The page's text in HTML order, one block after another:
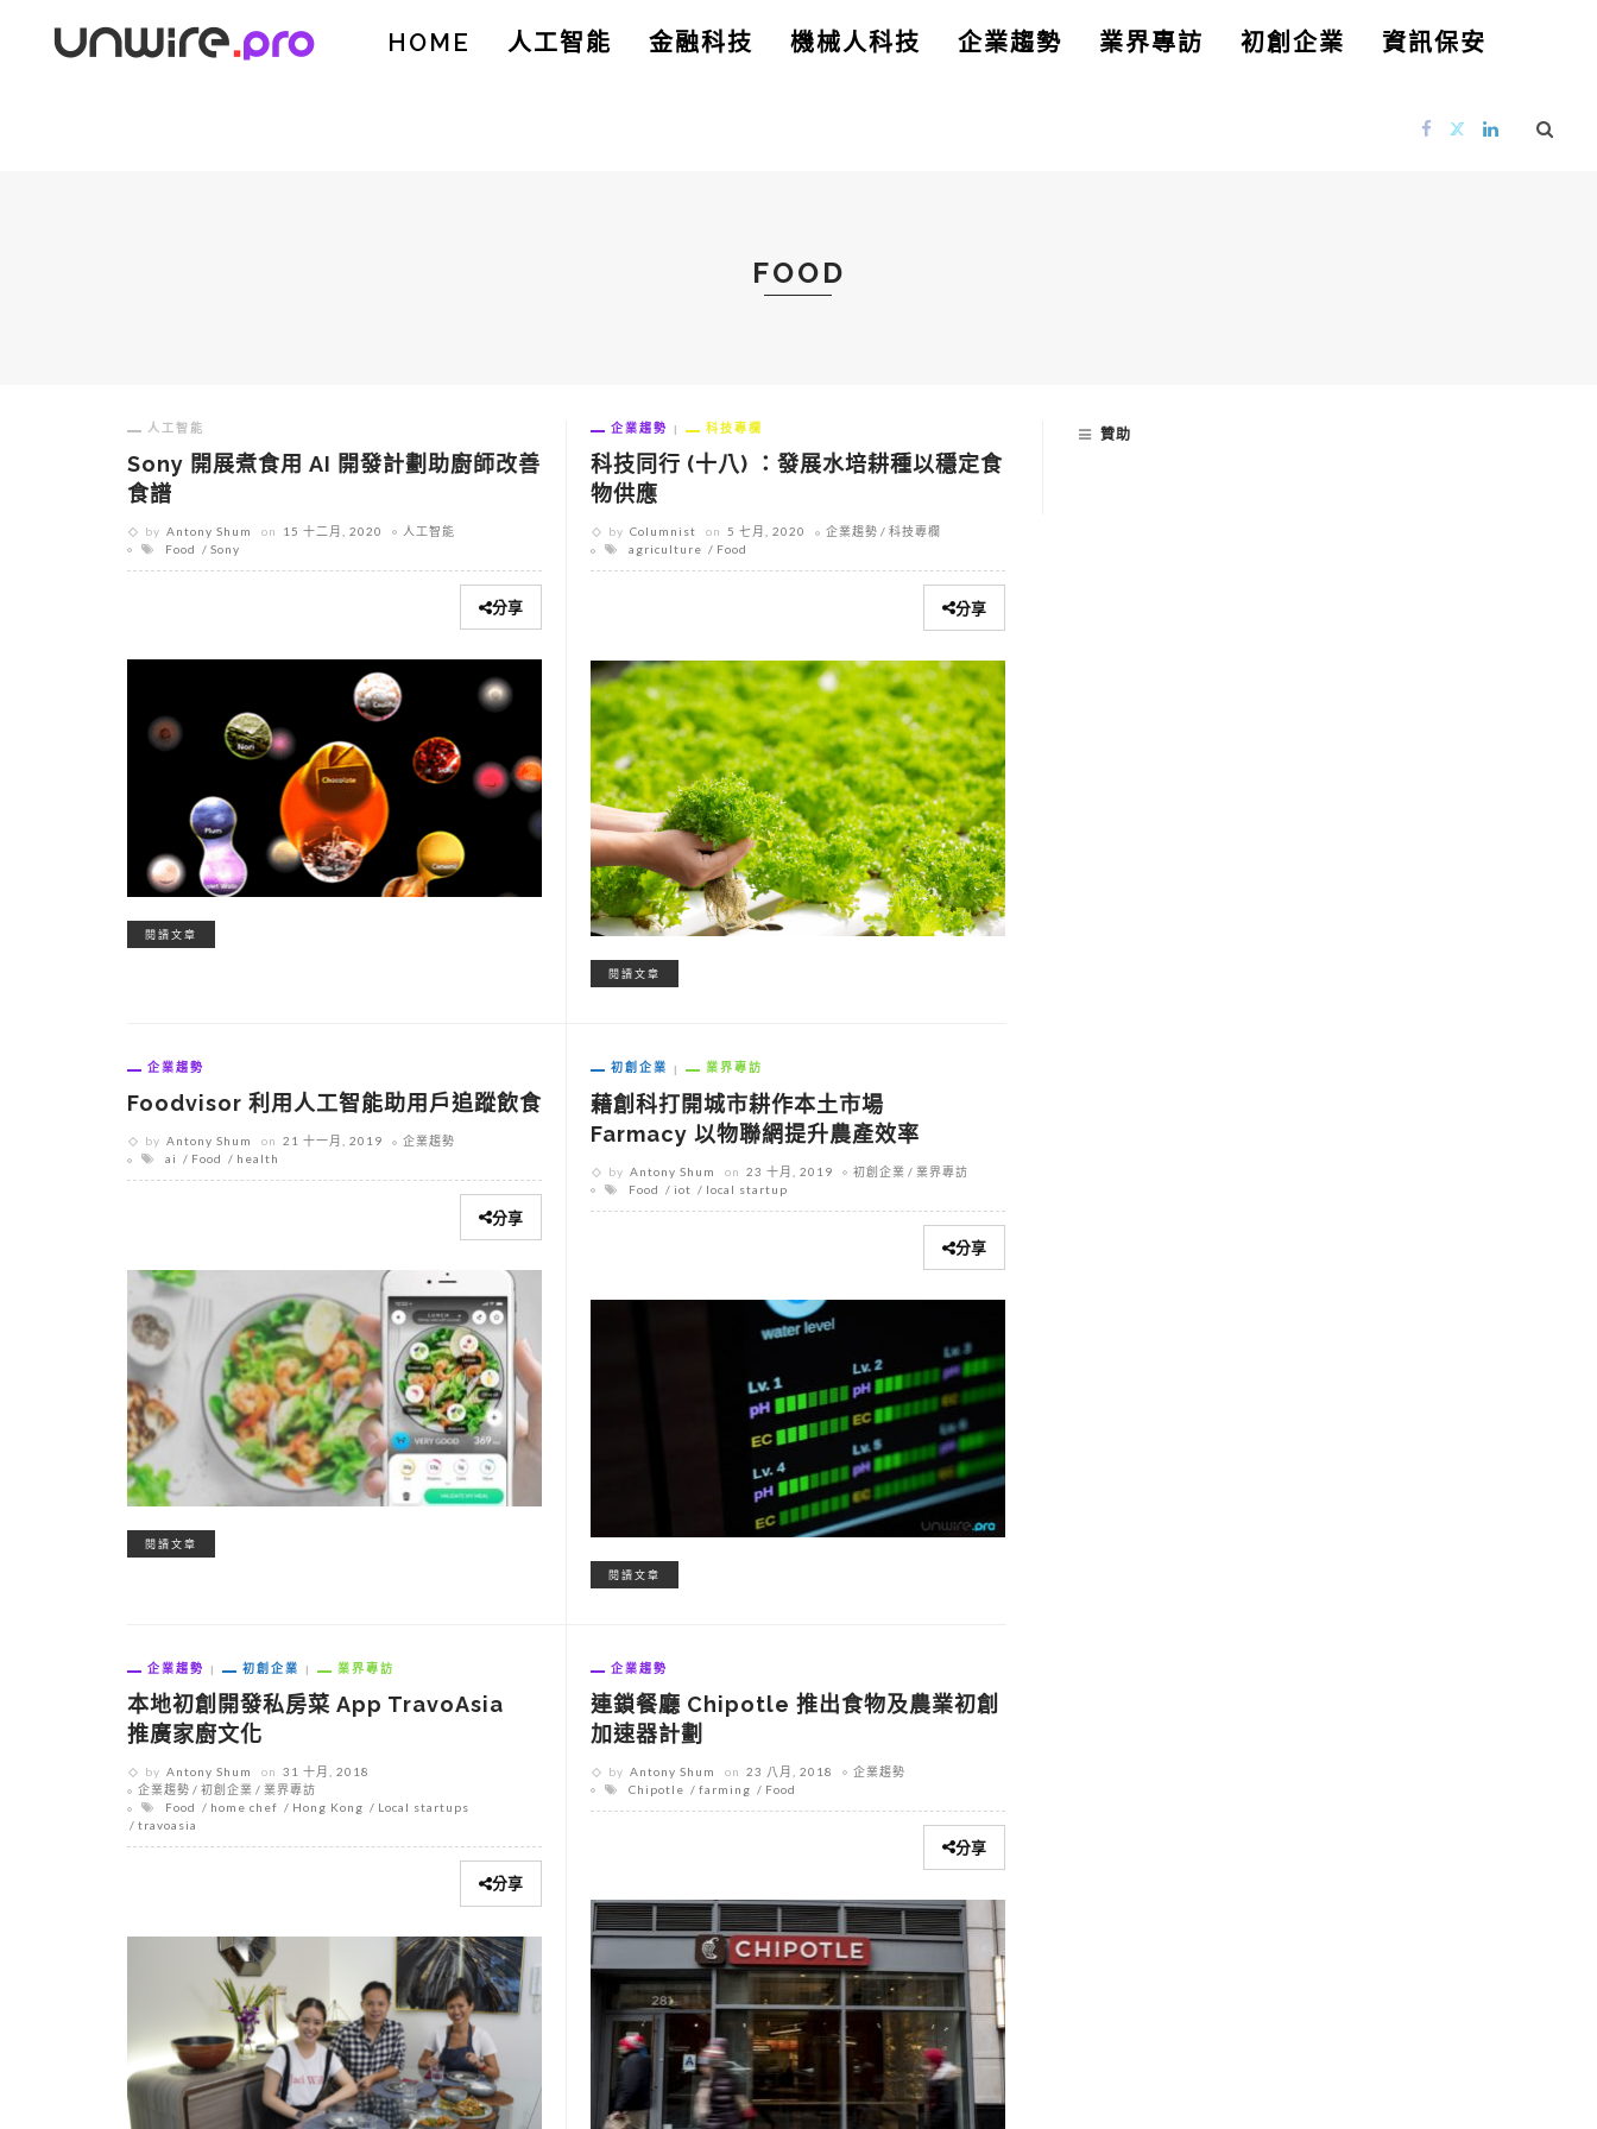
HOME 人工智能 金融科技 機械人科技 企業趨勢 業界專訪 初創企業 資訊保安
FOOD
人工智能
Sony 開展煮食用 AI 開發計劃助廚師改善
食譜
by Antony Shum on 15 十二月, 2020
人工智能
Food
Sony
分享
閱讀文章
企業趨勢 科技專欄
科技同行 (十八) ：發展水培耕種以穩定食
物供應
by Columnist on 5 七月, 2020 企業趨勢
科技專欄
agriculture
Food
分享
閱讀文章
企業趨勢
Foodvisor 利用人工智能助用戶追蹤飲食
by Antony Shum on 21 十一月, 2019
企業趨勢
ai
Food health
分享
閱讀文章
初創企業 業界專訪
藉創科打開城市耕作本土市場
Farmacy 以物聯網提升農產效率
by Antony Shum on 23 十月, 2019 初創企業
業界專訪
Food
iot local startup
分享
閱讀文章
企業趨勢 初創企業 業界專訪
本地初創開發私房菜 App TravoAsia
推廣家廚文化
by Antony Shum on 31 十月, 2018
企業趨勢
初創企業
業界專訪
Food
home chef Hong Kong
Local startups
travoasia
分享
企業趨勢
連鎖餐廳 Chipotle 推出食物及農業初創
加速器計劃
by Antony Shum on 23 八月, 2018
企業趨勢
Chipotle
farming Food
分享
贊助